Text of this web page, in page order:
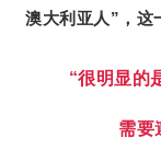
澳大利亚人”，这
“很明显的
需要